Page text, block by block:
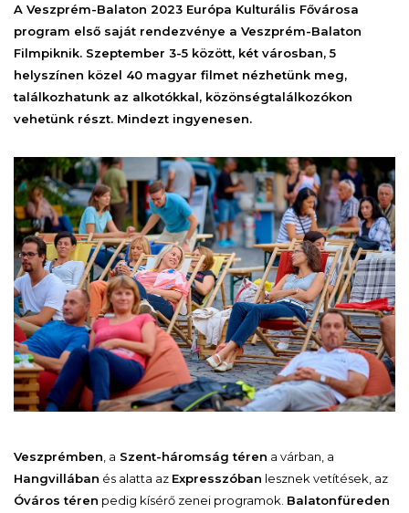
A Veszprém-Balaton 2023 Európa Kulturális Fővárosa
program első saját rendezvénye a Veszprém-Balaton
Filmpiknik. Szeptember 3-5 között, két városban, 5
helyszínen közel 40 magyar filmet nézhetünk meg,
találkozhatunk az alkotókkal, közönségtalálkozókon
vehetünk részt. Mindezt ingyenesen.
Veszprémben , a Szent-háromság téren a várban, a
Hangvillában és alatta az Expresszóban lesznek vetítések, az
Óváros téren pedig kísérő zenei programok. Balatonfüreden